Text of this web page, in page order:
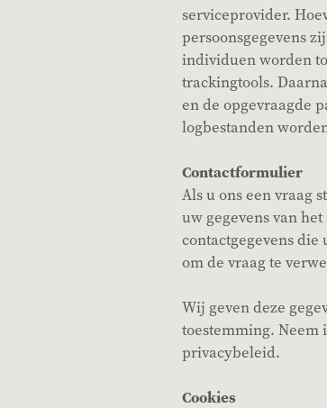
serviceprovider.
persoonsgegevens
individuen worden
trackingtools.
en de opgevraagde
logbestanden
Contactformulier
Als u ons een vraag
uw gegevens van
contactgegevens die
om de vraag te
Wij geven deze
toestemming. Neem
privacybeleid.
Cookies